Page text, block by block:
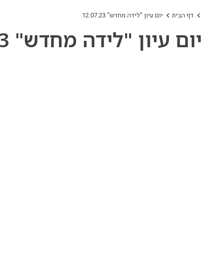
דף הבית יום עיון "לידה מחדש" 12.07.23
יום עיון "לידה מחדש" 12.07.23